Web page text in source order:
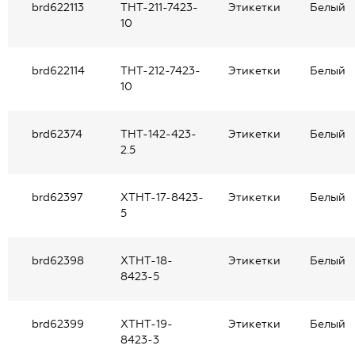
brd622113
THT-211-7423-
10
Этикетки Белый
brd622114
THT-212-7423-
10
Этикетки Белый
brd62374
THT-142-423-
2.5
Этикетки Белый
brd62397
XTHT-17-8423-
5
Этикетки Белый
brd62398
XTHT-18-
8423-5
Этикетки Белый
brd62399
XTHT-19-
8423-3
Этикетки Белый